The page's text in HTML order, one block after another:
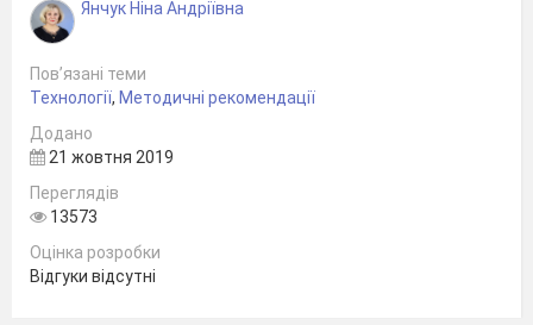
Янчук Ніна Андріївна
Пов’язані теми
Технології, Методичні рекомендації
Додано
21 жовтня 2019
Переглядів
13573
Оцінка розробки
Відгуки відсутні